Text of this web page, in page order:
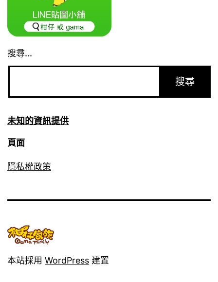
搜尋...
未知的資訊提供
頁面
隱私權政策
本站採用 WordPress 建置